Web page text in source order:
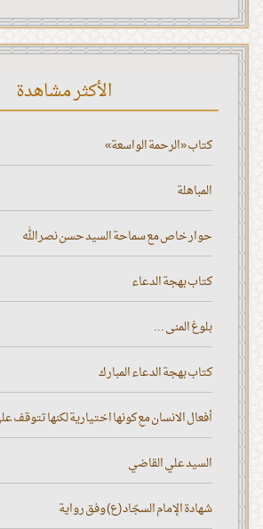
الأكثر مشاهدة
كتاب «الرحمة الواسعة»
المباهلة
حوار خاص مع سماحة السيد حسن نصر الله
كتاب بهجة الدعاء
بلوغ المنى ...
كتاب بهجة الدعاء المبارك
أفعال الانسان مع كونها اختيارية لكنها تتوقف
السيد علي القاضي
شهادة الإمام السجّاد (ع) وفق رواية